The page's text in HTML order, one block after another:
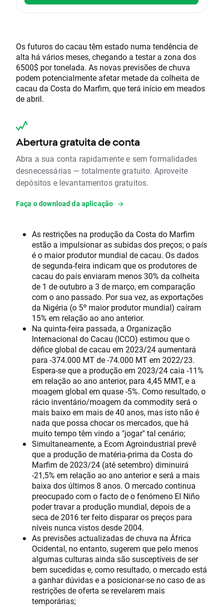
Os futuros do cacau têm estado numa tendência de
alta há vários meses, chegando a testar a zona dos
6500$ por tonelada. As novas previsões de chuva
podem potencialmente afetar metade da colheita de
cacau da Costa do Marfim, que terá início em meados
de abril.
Abertura gratuita de conta
Abra a sua conta rapidamente e sem formalidades
desnecessárias — totalmente gratuito. Aproveite
depósitos e levantamentos gratuitos.
Faça o download da aplicação
As restrições na produção da Costa do Marfim
estão a impulsionar as subidas dos preços; o país
é o maior produtor mundial de cacau. Os dados
de segunda-feira indicam que os produtores de
cacau do país enviaram menos 30% da colheita
de 1 de outubro a 3 de março, em comparação
com o ano passado. Por sua vez, as exportações
da Nigéria (o 5º maior produtor mundial) caíram
15% em relação ao ano anterior.
Na quinta-feira passada, a Organização
Internacional do Cacau (ICCO) estimou que o
défice global de cacau em 2023/24 aumentará
para -374.000 MT de -74.000 MT em 2022/23.
Espera-se que a produção em 2023/24 caia -11%
em relação ao ano anterior, para 4,45 MMT, e a
moagem global em quase -5%. Como resultado, o
rácio inventário/moagem da commodity será o
mais baixo em mais de 40 anos, mas isto não é
nada que possa chocar os mercados, que há
muito tempo têm vindo a "jogar" tal cenário;
Simultaneamente, a Ecom Agroindustrial prevê
que a produção de matéria-prima da Costa do
Marfim de 2023/24 (até setembro) diminuirá
-21,5% em relação ao ano anterior e será a mais
baixa dos últimos 8 anos. O mercado continua
preocupado com o facto de o fenómeno El Niño
poder travar a produção mundial, depois de a
seca de 2016 ter feito disparar os preços para
níveis nunca vistos desde 2004.
As previsões actualizadas de chuva na África
Ocidental, no entanto, sugerem que pelo menos
algumas culturas ainda são susceptíveis de ser
bem sucedidas e, como resultado, o mercado está
a ganhar dúvidas e a posicionar-se no caso de as
restrições de oferta se revelarem mais
temporárias;